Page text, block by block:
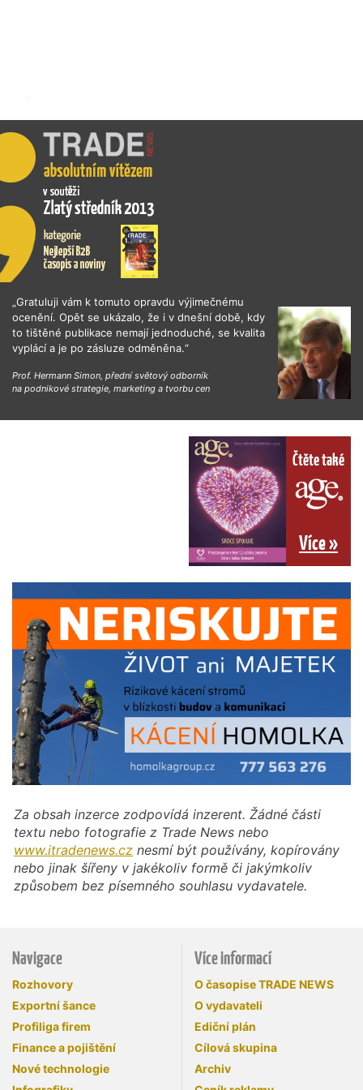
„Gratuluji vám k tomuto opravdu výjimečnému
ocenění. Opět se ukázalo, že i v dnešní době, kdy
to tištěné publikace nemají jednoduché, se kvalita
vyplácí a je po zásluze odměněna.“
Prof. Hermann Simon, přední světový odborník
na podnikové strategie, marketing a tvorbu cen
Čtěte také
Více »
Za obsah inzerce zodpovídá inzerent. Žádné části
textu nebo fotografie z Trade News nebo
www.itradenews.cz nesmí být používány, kopírovány
nebo jinak šířeny v jakékoliv formě či jakýmkoliv
způsobem bez písemného souhlasu vydavatele.
Navigace
Rozhovory
Exportní šance
Profiliga firem
Finance a pojištění
Nové technologie
Více informací
O časopise TRADE NEWS
O vydavateli
Ediční plán
Cílová skupina
Archiv